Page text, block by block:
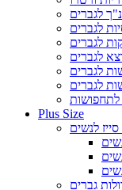
לגברים
לגברים
לגברים
לגברים
לגברים
לגברים
Plus Size
לנשים
גברים